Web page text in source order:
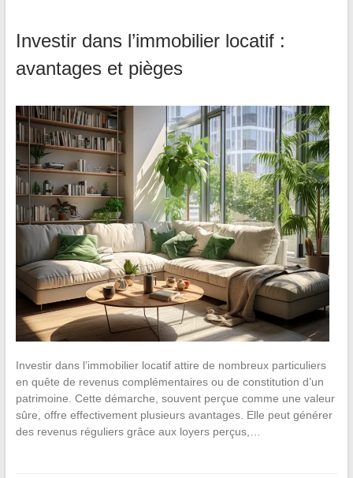
Investir dans l’immobilier locatif :
avantages et pièges
Investir dans l’immobilier locatif attire de nombreux particuliers
en quête de revenus complémentaires ou de constitution d’un
patrimoine. Cette démarche, souvent perçue comme une valeur
sûre, offre effectivement plusieurs avantages. Elle peut générer
des revenus réguliers grâce aux loyers perçus,…